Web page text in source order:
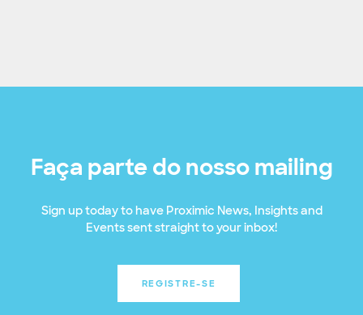
Faça parte do nosso mailing
Sign up today to have Proximic News, Insights and
Events sent straight to your inbox!
REGISTRE-SE